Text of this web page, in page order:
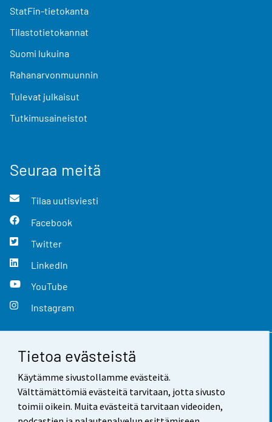
Tietoa evästeistä
Käytämme sivustollamme evästeitä.
Välttämättömiä evästeitä tarvitaan, jotta sivusto
toimii oikein. Muita evästeitä tarvitaan videoiden,
StatFin-tietokanta
Tilastotietokannat
Suomi lukuina
Rahanarvonmuunnin
Tulevat julkaisut
Tutkimusaineistot
Seuraa meitä
Tilaa uutisviesti
Facebook
Twitter
LinkedIn
YouTube
Instagram
Yhteystiedot
Palaute
Käyttöehdot